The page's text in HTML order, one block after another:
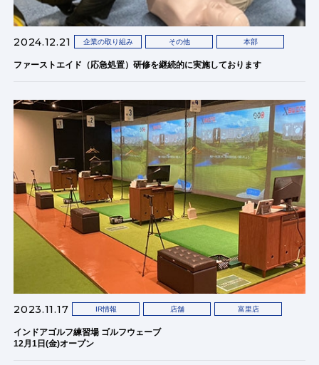
2024.12.21 企業の取り組み その他 本部
ファーストエイド（応急処置）研修を継続的に実施しております
2023.11.17 IR情報 店舗 富里店
インドアゴルフ練習場 ゴルフウェーブ
12月1日(金)オープン